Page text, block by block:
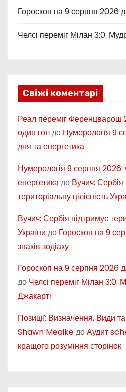
і
в
Гороскоп на 9 серпня 2026
Челсі переміг Мілан 3:0:
Свіжі коментарі
Реал переміг Ференцварош
один голдо Нумерологія 9
дня та енергетика
Нумерологія 9 серпня 2026:
енергетикадо Вучич: Сербія
територіальну цілісність
Вучич: Сербія підтримує
України до Гороскоп на 9
знаків зодіаку
Гороскоп на 9 серпня 2026
до Челсі переміг Мілан 3:0:
Джакарті
Позиції: Визначення, Види
Shawn MeaikeдоАудит
кращого розуміння сторінок